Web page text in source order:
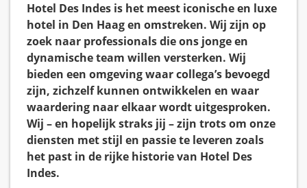
Hotel Des Indes is het meest iconische en luxe
hotel in Den Haag en omstreken. Wij zijn op
zoek naar professionals die ons jonge en
dynamische team willen versterken. Wij
bieden een omgeving waar collega’s bevoegd
zijn, zichzelf kunnen ontwikkelen en waar
waardering naar elkaar wordt uitgesproken.
Wij – en hopelijk straks jij – zijn trots om onze
diensten met stijl en passie te leveren zoals
het past in de rijke historie van Hotel Des
Indes.